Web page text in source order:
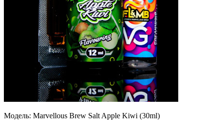
Модель: Marvellous Brew Salt Apple Kiwi (30ml)